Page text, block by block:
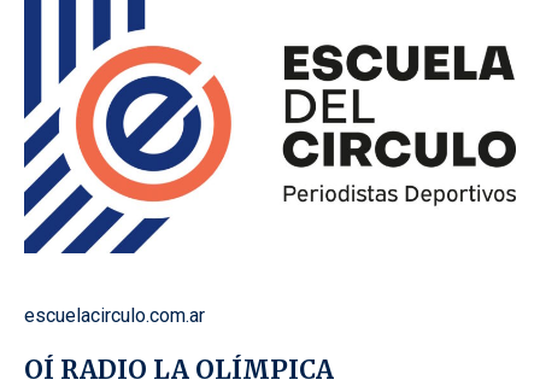
escuelacirculo.com.ar
OÍ RADIO LA OLÍMPICA